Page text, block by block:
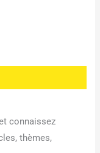
connaissez
thèmes,